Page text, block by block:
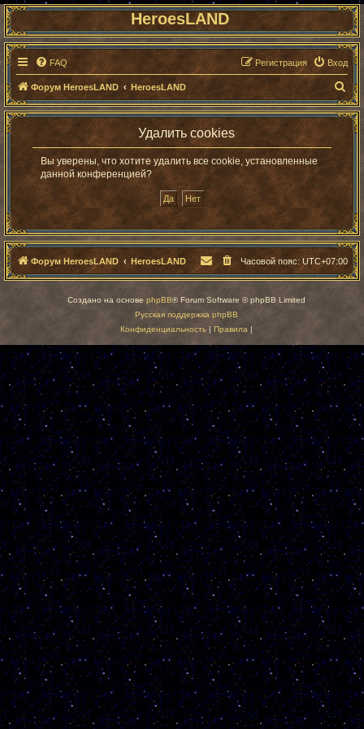
HeroesLAND
FAQ Вход
Регистрация
Форум HeroesLAND HeroesLAND
П
о
и
к
Удалить cookies
Вы уверены, что хотите удалить все cookie, установленные
данной конференцией?
Форум HeroesLAND HeroesLAND Часовой пояс:UTC+07:00
Создано на основе phpBB® Forum Software © phpBB Limited
Русская поддержка phpBB
Конфиденциальность| Правила |